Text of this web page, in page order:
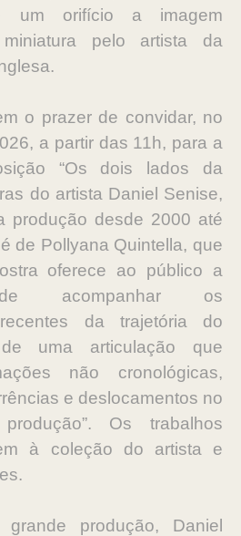
um orifício a imagem
pelo artista da
o prazer de convidar, no
a partir das 11h, para a
“Os dois lados da
do artista Daniel Senise,
produção desde 2000 até
de Pollyana Quintella, que
oferece ao público a
de acompanhar os
recentes da trajetória do
uma articulação que
não cronológicas,
e deslocamentos no
Os trabalhos
à coleção do artista e
produção, Daniel